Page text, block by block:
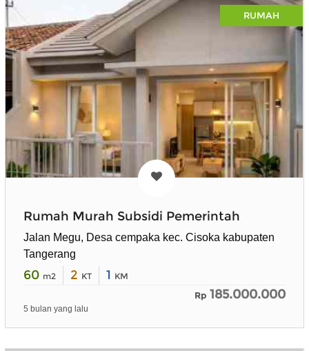
RUMAH
Rumah Murah Subsidi Pemerintah
Jalan Megu, Desa cempaka kec. Cisoka kabupaten
Tangerang
60 m2 2 KT 1 KM
Rp 185.000.000
5 bulan yang lalu